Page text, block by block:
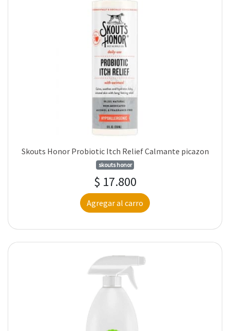
Skouts Honor Probiotic Itch Relief Calmante picazon
skouts honor
$ 17.800
Agregar al carro